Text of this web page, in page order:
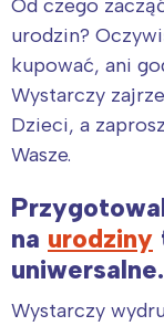
Od czego
urodzin?
kupować, ani
Wystarczy
Dzieci, a
Wasze.
na urodziny
uniwersalne.
Wystarczy